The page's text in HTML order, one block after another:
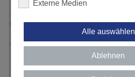
Erstellt von: Andrea Mader, 13.03.2024
Aktualisiert von: Andrea Mader, 17.04.2024
Externe Medien
Alle auswählen
Ablehnen